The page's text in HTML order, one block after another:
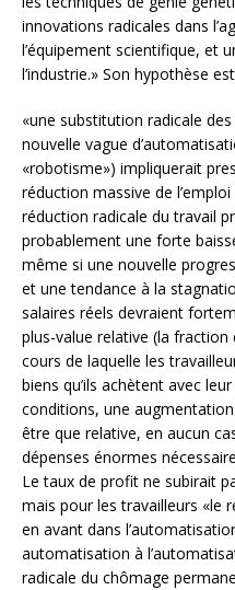
innovations radicales dans
l’équipement scientifique, et
l’industrie.» Son hypothèse
«une substitution radicale
nouvelle vague
«robotisme») impliquerait
réduction massive de
réduction radicale du travail
probablement une forte
même si une nouvelle
et une tendance à la
salaires réels devraient
plus-value relative (la
cours de laquelle les
biens qu’ils achètent avec
conditions, une
être que relative, en aucun
dépenses énormes
Le taux de profit ne subirait
mais pour les travailleurs «le
en avant dans
automatisation à
radicale du chômage